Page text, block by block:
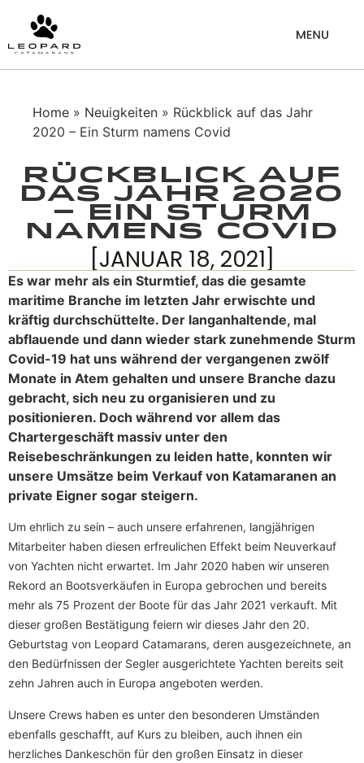
Home » Neuigkeiten » Rückblick auf das Jahr
2020 – Ein Sturm namens Covid
Rückblick auf
das Jahr 2020
– Ein Sturm
namens Covid
[JANUAR 18, 2021]
Es war mehr als ein Sturmtief, das die gesamte
maritime Branche im letzten Jahr erwischte und
kräftig durchschüttelte. Der langanhaltende, mal
abflauende und dann wieder stark zunehmende Sturm
Covid-19 hat uns während der vergangenen zwölf
Monate in Atem gehalten und unsere Branche dazu
gebracht, sich neu zu organisieren und zu
positionieren. Doch während vor allem das
Chartergeschäft massiv unter den
Reisebeschränkungen zu leiden hatte, konnten wir
unsere Umsätze beim Verkauf von Katamaranen an
private Eigner sogar steigern.
Um ehrlich zu sein – auch unsere erfahrenen, langjährigen
Mitarbeiter haben diesen erfreulichen Effekt beim Neuverkauf
von Yachten nicht erwartet. Im Jahr 2020 haben wir unseren
Rekord an Bootsverkäufen in Europa gebrochen und bereits
mehr als 75 Prozent der Boote für das Jahr 2021 verkauft. Mit
dieser großen Bestätigung feiern wir dieses Jahr den 20.
Geburtstag von Leopard Catamarans, deren ausgezeichnete, an
den Bedürfnissen der Segler ausgerichtete Yachten bereits seit
zehn Jahren auch in Europa angeboten werden.
Unsere Crews haben es unter den besonderen Umständen
ebenfalls geschafft, auf Kurs zu bleiben, auch ihnen ein
herzliches Dankeschön für den großen Einsatz in dieser